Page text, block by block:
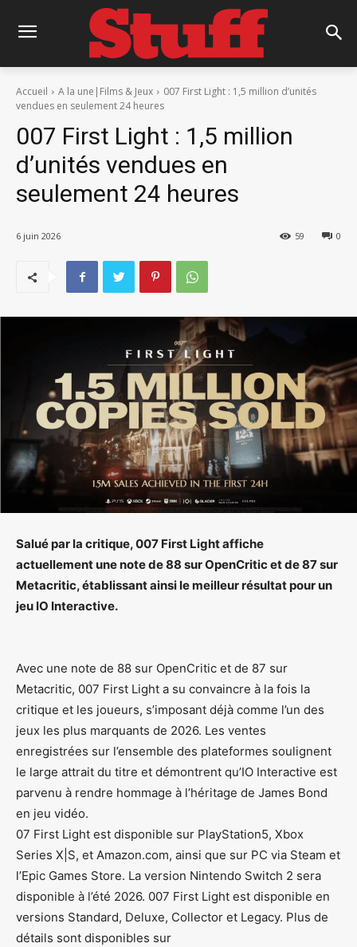
Accueil A la une|Films & Jeux
007 First Light : 1,5 million d’unités
vendues en seulement 24 heures
007 First Light : 1,5 million
d’unités vendues en
seulement 24 heures
6 juin 2026 0
59
Salué par la critique, 007 First Light affiche
actuellement une note de 88 sur OpenCritic et de 87 sur
Metacritic, établissant ainsi le meilleur résultat pour un
jeu IO Interactive.
Avec une note de 88 sur OpenCritic et de 87 sur
Metacritic, 007 First Light a su convaincre à la fois la
critique et les joueurs, s’imposant déjà comme l’un des
jeux les plus marquants de 2026. Les ventes
enregistrées sur l’ensemble des plateformes soulignent
le large attrait du titre et démontrent qu’IO Interactive est
parvenu à rendre hommage à l’héritage de James Bond
en jeu vidéo.
07 First Light est disponible sur PlayStation5, Xbox
Series X|S, et Amazon.com, ainsi que sur PC via Steam et
l’Epic Games Store. La version Nintendo Switch 2 sera
disponible à l’été 2026. 007 First Light est disponible en
versions Standard, Deluxe, Collector et Legacy. Plus de
détails sont disponibles sur